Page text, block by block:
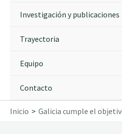
Investigación y publicaciones
Trayectoria
Equipo
Contacto
Inicio Galicia cumple el